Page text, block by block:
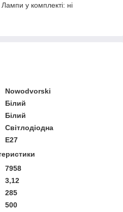
у комплекті: ні
Nowodvorski
Білий
Білий
Світлодіодна
E27
7958
3,12
285
500